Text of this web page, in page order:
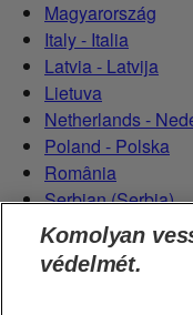
Magyarország
Italy - Italia
Latvia - Latvija
Lietuva
Netherlands -
Poland - Polska
România
Serbian (Serbia)
Slovensko
Slovenija
Switzerland
Komolyan
védelmét.